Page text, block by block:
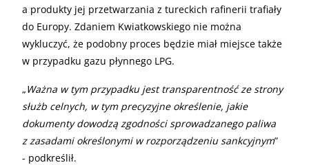
a produkty jej przetwarzania z tureckich rafinerii trafiały
do Europy. Zdaniem Kwiatkowskiego nie można
wykluczyć, że podobny proces będzie miał miejsce także
w przypadku gazu płynnego LPG.
„Ważna w tym przypadku jest transparentność ze strony
służb celnych, w tym precyzyjne określenie, jakie
dokumenty dowodzą zgodności sprowadzanego paliwa
z zasadami określonymi w rozporządzeniu sankcyjnym”
- podkreślił.